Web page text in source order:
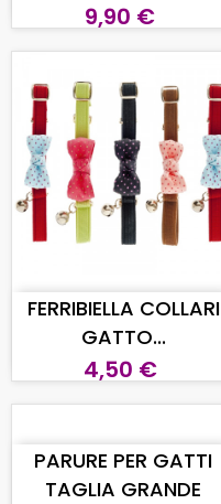
9,90 €
AGGIUNGI AL CARRELLO
FERRIBIELLA COLLARI
GATTO...
4,50 €
AGGIUNGI AL CARRELLO
PARURE PER GATTI
TAGLIA GRANDE